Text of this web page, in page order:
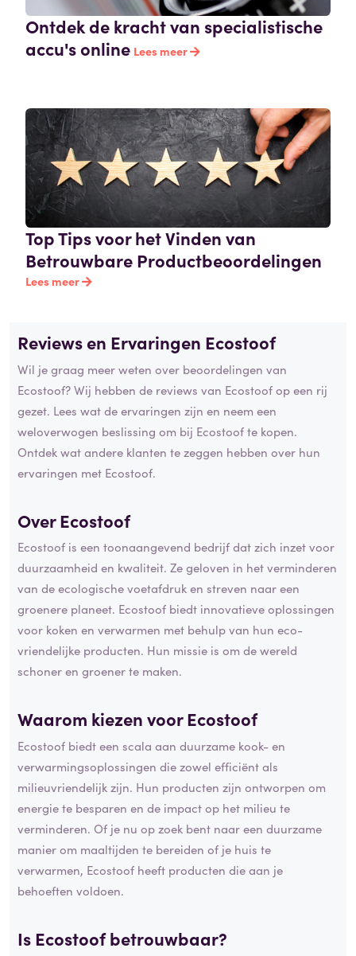
Ontdek de kracht van specialistische
accu's online Lees meer
Top Tips voor het Vinden van
Betrouwbare Productbeoordelingen
Lees meer
Reviews en Ervaringen Ecostoof
Wil je graag meer weten over beoordelingen van
Ecostoof? Wij hebben de reviews van Ecostoof op een rij
gezet. Lees wat de ervaringen zijn en neem een
weloverwogen beslissing om bij Ecostoof te kopen.
Ontdek wat andere klanten te zeggen hebben over hun
ervaringen met Ecostoof.
Over Ecostoof
Ecostoof is een toonaangevend bedrijf dat zich inzet voor
duurzaamheid en kwaliteit. Ze geloven in het verminderen
van de ecologische voetafdruk en streven naar een
groenere planeet. Ecostoof biedt innovatieve oplossingen
voor koken en verwarmen met behulp van hun eco-
vriendelijke producten. Hun missie is om de wereld
schoner en groener te maken.
Waarom kiezen voor Ecostoof
Ecostoof biedt een scala aan duurzame kook- en
verwarmingsoplossingen die zowel efficiënt als
milieuvriendelijk zijn. Hun producten zijn ontworpen om
energie te besparen en de impact op het milieu te
verminderen. Of je nu op zoek bent naar een duurzame
manier om maaltijden te bereiden of je huis te
verwarmen, Ecostoof heeft producten die aan je
behoeften voldoen.
Is Ecostoofbetrouwbaar?